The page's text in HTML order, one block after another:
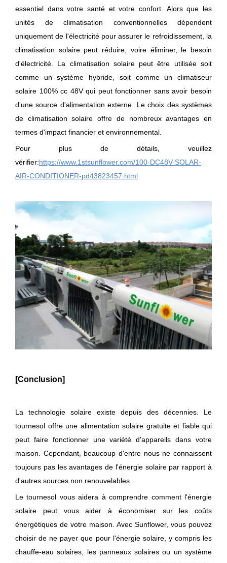
essentiel dans votre santé et votre confort. Alors que les
unités de climatisation conventionnelles dépendent
uniquement de l'électricité pour assurer le refroidissement, la
climatisation solaire peut réduire, voire éliminer, le besoin
d'électricité. La climatisation solaire peut être utilisée soit
comme un système hybride, soit comme un climatiseur
solaire 100% cc 48V qui peut fonctionner sans avoir besoin
d'une source d'alimentation externe. Le choix des systèmes
de climatisation solaire offre de nombreux avantages en
termes d'impact financier et environnemental.
Pour plus de détails, veuillez
vérifier:https://www.1stsunflower.com/100-DC48V-SOLAR-
AIR-CONDITIONER-pd43823457.html
[Conclusion]
La technologie solaire existe depuis des décennies. Le
tournesol offre une alimentation solaire gratuite et fiable qui
peut faire fonctionner une variété d'appareils dans votre
maison. Cependant, beaucoup d'entre nous ne connaissent
toujours pas les avantages de l'énergie solaire par rapport à
d'autres sources non renouvelables.
Le tournesol vous aidera à comprendre comment l'énergie
solaire peut vous aider à économiser sur les coûts
énergétiques de votre maison. Avec Sunflower, vous pouvez
choisir de ne payer que pour l'énergie solaire, y compris les
chauffe-eau solaires, les panneaux solaires ou un système